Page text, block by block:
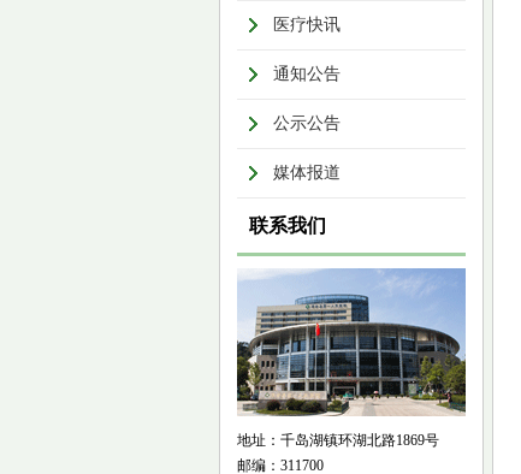
医疗快讯
通知公告
公示公告
媒体报道
联系我们
地址：千岛湖镇环湖北路1869号
邮编：311700